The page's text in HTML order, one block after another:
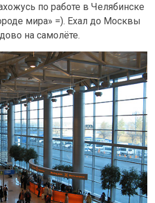
по работе в Челябинске
мира» =). Ехал до Москвы
на самолёте.